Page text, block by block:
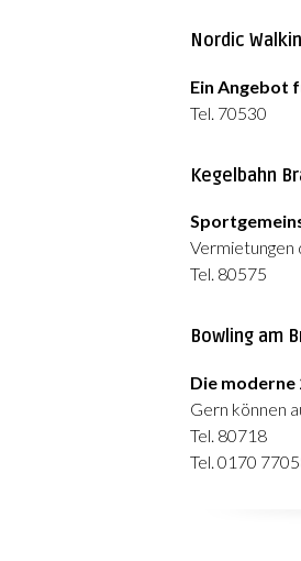
Nordic
Ein Angebot
Tel. 70530
Kegelbahn
Vermietungen
Tel. 80575
Bowling am
Die
Gern können
Tel. 80718
Tel. 0170